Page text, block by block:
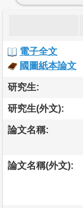
電子全文
國圖紙本論文
研究生:
研究生(外文):
論文名稱:
論文名稱(外文):